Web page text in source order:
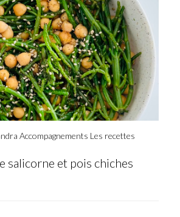
Accompagnements Les recettes
salicorne et pois chiches